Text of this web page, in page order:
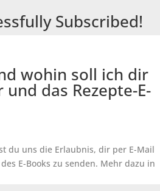
Subscribed!
wohin soll ich dir
das Rezepte-E-
du uns die Erlaubnis, dir per E-Mail
E-Books zu senden. Mehr dazu in